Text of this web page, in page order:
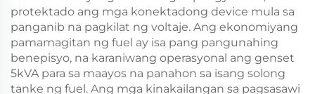
protektado ang mga konektadong device mula sa
panganib na pagkilat ng voltaje. Ang ekonomiyang
pamamagitan ng fuel ay isa pang pangunahing
benepisyo, na karaniwang operasyonal ang genset
5kVA para sa maayos na panahon sa isang solong
tanke ng fuel. Ang mga kinakailangan sa pagsasawi